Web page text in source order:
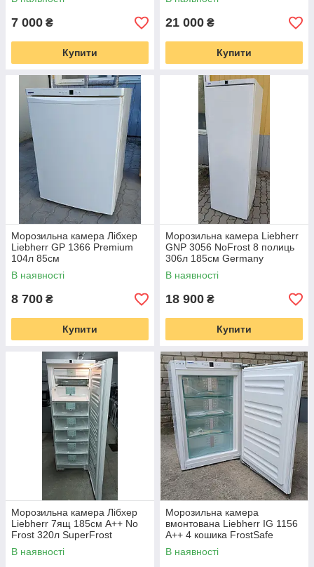
7 000 ₴
Купити
21 000 ₴
Купити
Морозильна камера Лібхер
Liebherr GP 1366 Premium
104л 85см
В наявності
8 700 ₴
Купити
Морозильна камера Liebherr
GNP 3056 NoFrost 8 полиць
306л 185см Germany
В наявності
18 900 ₴
Купити
Морозильна камера Лібхер
Liebherr 7ящ 185см А++ No
Frost 320л SuperFrost
FrostControl SmartFreeze
В наявності
Морозильна камера
вмонтована Liebherr IG 1156
А++ 4 кошика FrostSafe
В наявності